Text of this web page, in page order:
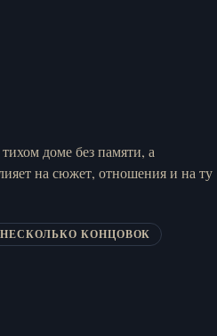
доме без памяти, а
на сюжет, отношения и на ту
НЕСКОЛЬКО КОНЦОВОК